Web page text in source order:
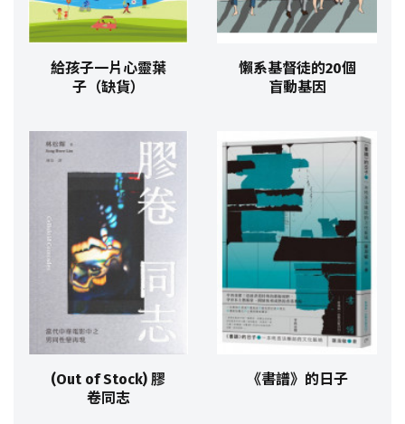
給孩子一片心靈葉
子（缺貨）
懶系基督徒的20個
盲動基因
(Out of Stock) 膠
卷同志
《書譜》的日子